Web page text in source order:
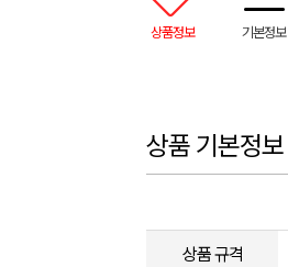
상품정보 기본정보
상품 기본정보
상품 규격